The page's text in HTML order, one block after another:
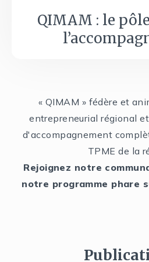
QIMAM : le
« QIMAM » fédère et
entrepreneurial régional
d'accompagnement
TPME de la
Rejoignez notre
notre programme phare